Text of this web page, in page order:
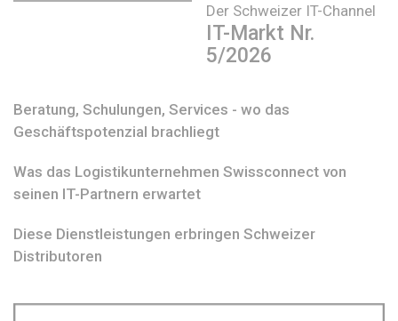
Der Schweizer IT-Channel
IT-Markt Nr.
5/2026
Beratung, Schulungen, Services - wo das
Geschäftspotenzial brachliegt
Was das Logistikunternehmen Swissconnect von
seinen IT-Partnern erwartet
Diese Dienstleistungen erbringen Schweizer
Distributoren